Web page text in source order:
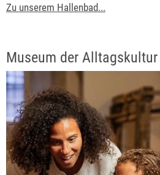
Zu unserem Hallenbad...
Museum der Alltagskultur